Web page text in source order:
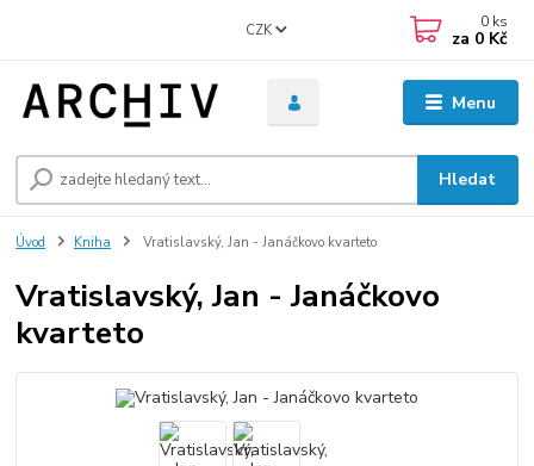
Menu
CZK
Hledat
0 ks
za 0 Kč
Úvod Kniha Vratislavský, Jan - Janáčkovo kvarteto
Vratislavský, Jan - Janáčkovo
kvarteto